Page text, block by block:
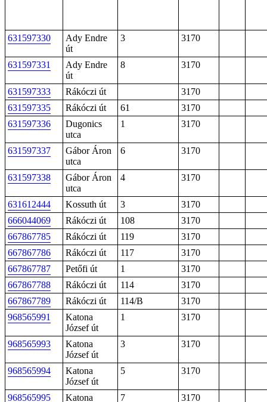
631597330
Ady Endre
út
3 3170
631597331
Ady Endre
út
8 3170
631597333 Rákóczi út
3170
631597335
Rákóczi út 61
3170
631597336
Dugonics
utca
1 3170
631597337
Gábor Áron
utca
6 3170
631597338
Gábor Áron
utca
4 3170
631612444 Kossuth út 3
3170
666044069
Rákóczi út 108
3170
667867785
Rákóczi út 119
3170
667867786
Rákóczi út 117
3170
667867787
Petőfi út 1
3170
667867788
Rákóczi út 114
3170
667867789
Rákóczi út 114/B
3170
968565991
Katona
József út
1 3170
968565993
Katona
József út
3 3170
968565994
Katona
József út
5 3170
968565995 Katona 7 3170